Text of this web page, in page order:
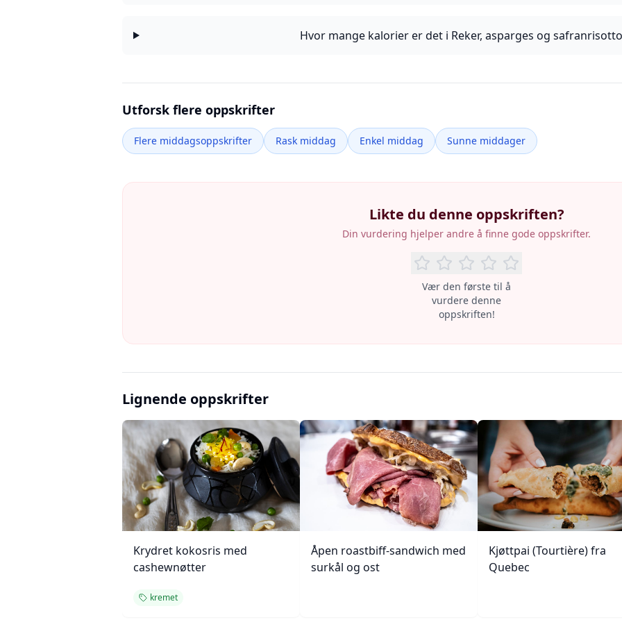
Hvor mange kalorier er det i Reker, asparges og
Utforsk flere oppskrifter
Flere middagsoppskrifter Rask middag Enkel middag Sunne middager
Likte du denne oppskriften?
Din vurdering hjelper andre å finne gode oppskrifter.
Vær den første til å
vurdere denne
oppskriften!
Lignende oppskrifter
Krydret kokosris med
cashewnøtter
kremet
Åpen roastbiff-sandwich med
surkål og ost
Kjøttpai (Tourtière) fra
Quebec